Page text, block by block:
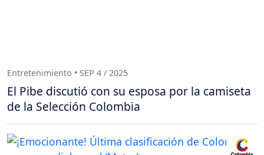
Entretenimiento • SEP 4 / 2025
El Pibe discutió con su esposa por la camiseta
de la Selección Colombia